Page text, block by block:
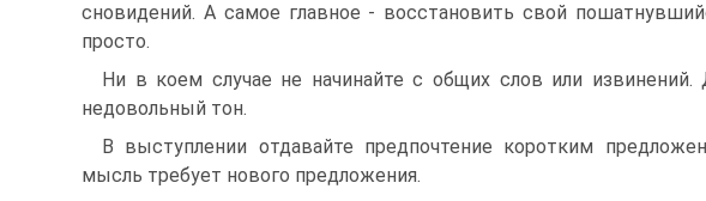
сновидений. А самое главное - восстановить свой
просто.
Ни в коем случае не начинайте с общих слов или извинений.
недовольный тон.
В выступлении отдавайте предпочтение коротким
мысль требует нового предложения.